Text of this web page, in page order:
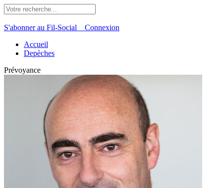
S'abonner au Fil-Social Connexion
Accueil
Depèches
Prévoyance